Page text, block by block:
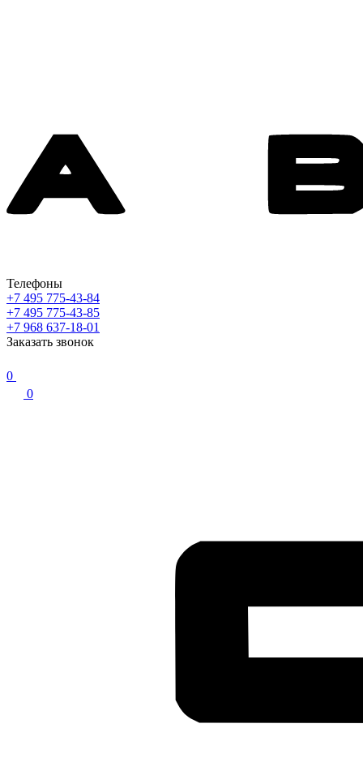
Телефоны
+7 495 775-43-84
+7 495 775-43-85
+7 968 637-18-01
Заказать звонок
0
0